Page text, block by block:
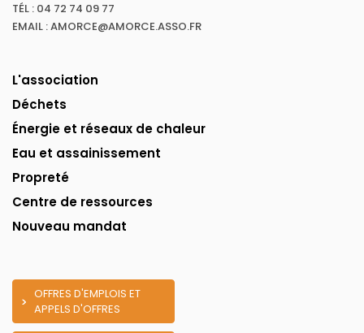
TÉL : 04 72 74 09 77
EMAIL : AMORCE@AMORCE.ASSO.FR
L'association
Déchets
Énergie et réseaux de chaleur
Eau et assainissement
Propreté
Centre de ressources
Nouveau mandat
OFFRES D'EMPLOIS ET
APPELS D'OFFRES